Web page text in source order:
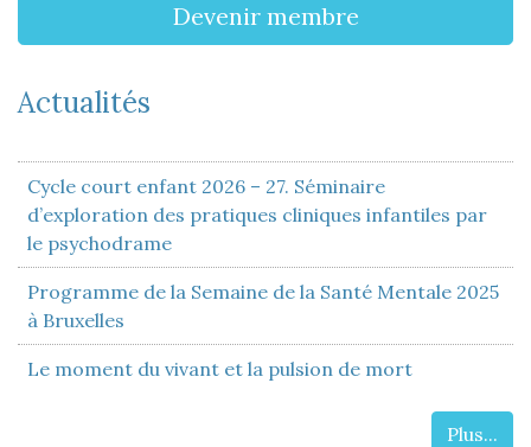
Devenir membre
Actualités
Cycle court enfant 2026 – 27. Séminaire
d’exploration des pratiques cliniques infantiles par
le psychodrame
Programme de la Semaine de la Santé Mentale 2025
à Bruxelles
Le moment du vivant et la pulsion de mort
Plus...